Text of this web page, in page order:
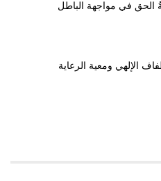
الحق في مواجهة الباطل
الإلهي ومعية الرعاية